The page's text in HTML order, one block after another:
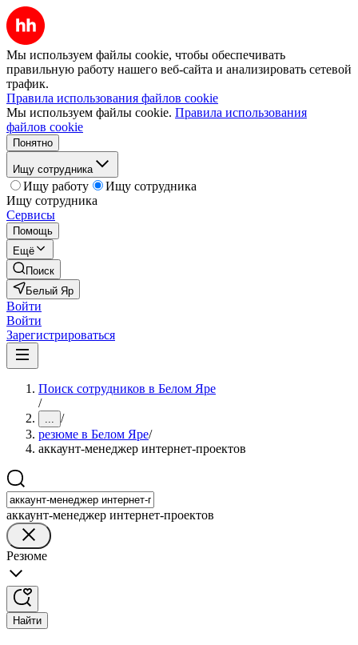
Мы используем файлы cookie, чтобы обеспечивать
правильную работу нашего веб-сайта и анализировать сетевой
трафик.
Правила использования файлов cookie
Мы используем файлы cookie. Правила использования
файлов cookie
Понятно
Ищу сотрудника
Ищу работу
Ищу сотрудника
Ищу сотрудника
Сервисы
Помощь
Ещё
Поиск
Белый Яр
Войти
Войти
Зарегистрироваться
Поиск сотрудников в Белом Яре
/
... /
резюме в Белом Яре/
аккаунт-менеджер интернет-проектов
аккаунт-менеджер интернет-проектов
Резюме
Найти